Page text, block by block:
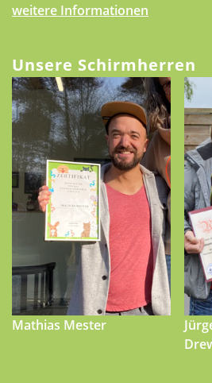
weitere Informationen
Unsere Schirmherren
Mathias Mester